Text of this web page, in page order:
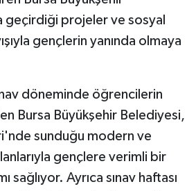
geçirdiği projeler ve sosyal
gençlerin yanında olmaya
döneminde öğrencilerin
Bursa Büyükşehir Belediyesi,
sunduğu modern ve
gençlere verimli bir
sağlıyor. Ayrıca sınav haftası